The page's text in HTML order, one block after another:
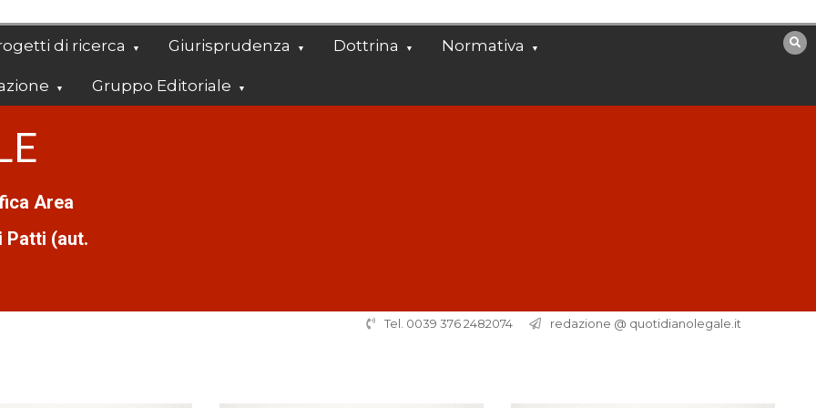
di ricerca Giurisprudenza Dottrina Normativa
Gruppo Editoriale
Area
Patti (aut.
Tel. 0039 376 2482074 redazione @ quotidianolegale.it